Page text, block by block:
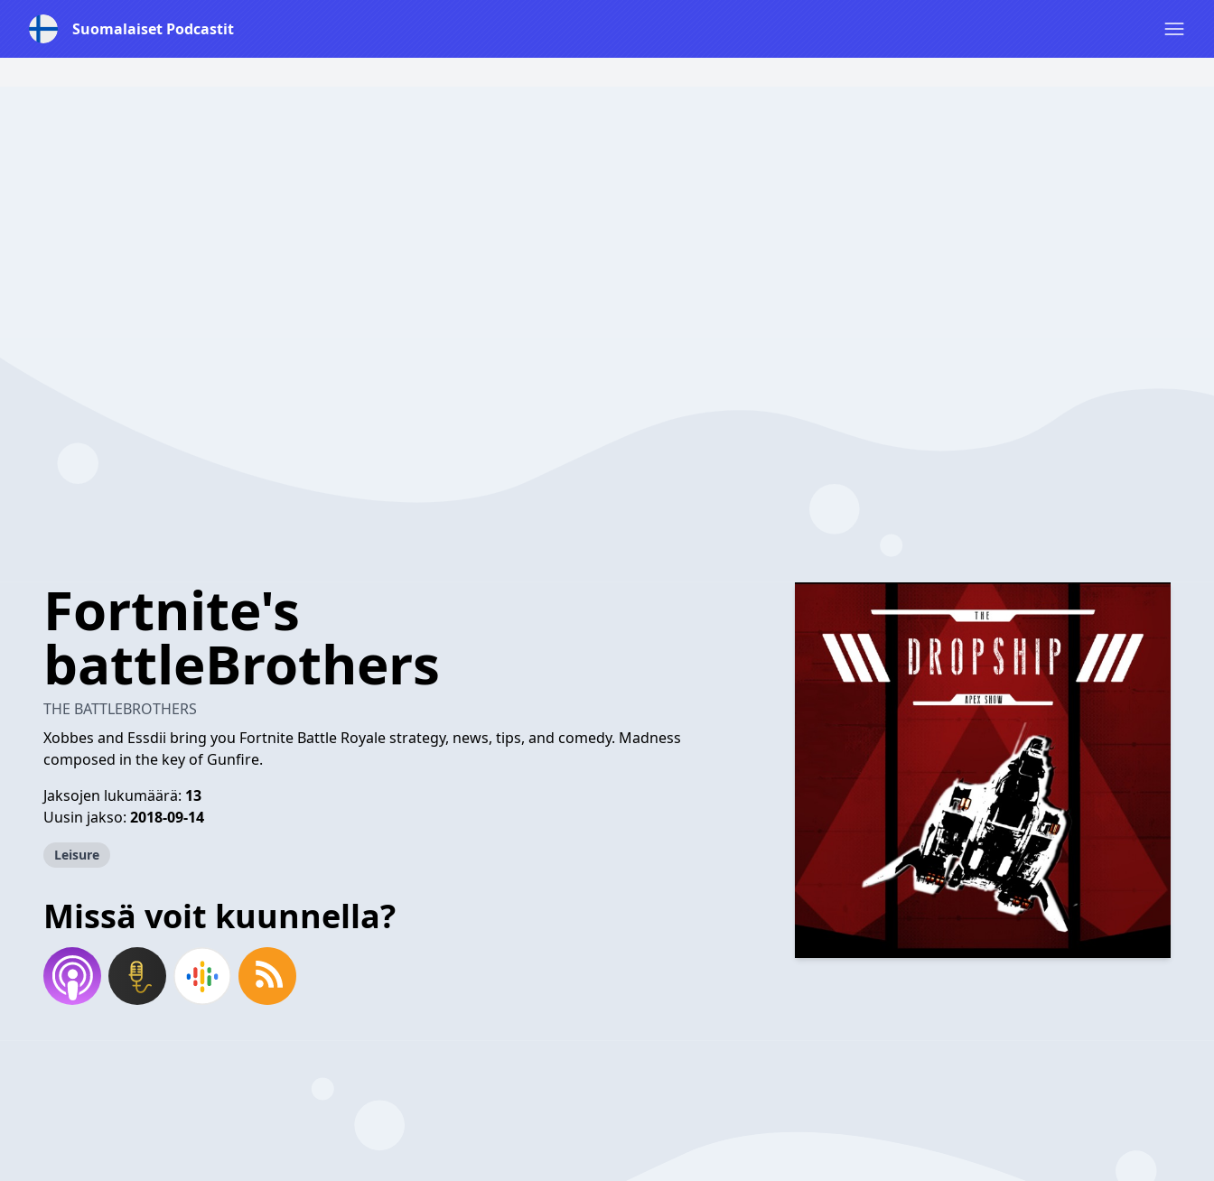
Suomalaiset Podcastit
Fortnite's
battleBrothers
THE BATTLEBROTHERS
Xobbes and Essdii bring you Fortnite Battle Royale strategy, news, tips, and comedy. Madness
composed in the key of Gunfire.
Jaksojen lukumäärä: 13
Uusin jakso: 2018-09-14
Leisure
Missä voit kuunnella?